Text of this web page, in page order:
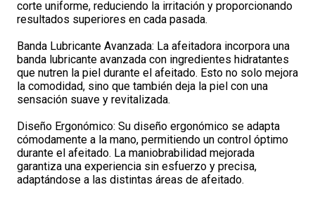
corte uniforme, reduciendo la irritación y proporcionando
resultados superiores en cada pasada.
Banda Lubricante Avanzada: La afeitadora incorpora una
banda lubricante avanzada con ingredientes hidratantes
que nutren la piel durante el afeitado. Esto no solo mejora
la comodidad, sino que también deja la piel con una
sensación suave y revitalizada.
Diseño Ergonómico: Su diseño ergonómico se adapta
cómodamente a la mano, permitiendo un control óptimo
durante el afeitado. La maniobrabilidad mejorada
garantiza una experiencia sin esfuerzo y precisa,
adaptándose a las distintas áreas de afeitado.